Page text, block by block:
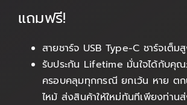
แถมฟรี!
สายชาร์จ USB Type-C ชาร์จเต็ม
รับประกัน Lifetime มั่นใจได้กับคุ
ครอบคลุมทุกกรณี ยกเว้น หาย ตก
ไหม้ ส่งสินค้าให้ใหม่ทันทีเพียงท่าน